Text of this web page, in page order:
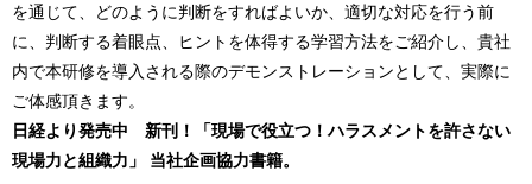
を通じて、どのように判断をすればよいか、適切な対応を行う前
に、判断する着眼点、ヒントを体得する学習方法をご紹介し、貴社
内で本研修を導入される際のデモンストレーションとして、実際に
ご体感頂きます。
日経より発売中 新刊！「現場で役立つ！ハラスメントを許さない
現場力と組織力」 当社企画協力書籍。